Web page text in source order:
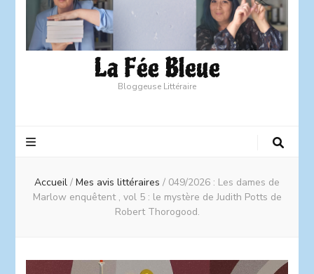
La Fée Bleue
Bloggeuse Littéraire
Accueil / Mes avis littéraires / 049/2026 : Les dames de
Marlow enquêtent , vol 5 : le mystère de Judith Potts de
Robert Thorogood.